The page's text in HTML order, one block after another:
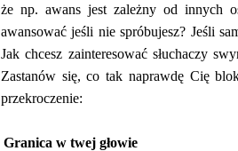
że np. awans jest zależny od innych
awansować jeśli nie spróbujesz? Jeśli
Jak chcesz zainteresować słuchaczy
Zastanów się, co tak naprawdę Cię
przekroczenie:
Granica w twej głowie